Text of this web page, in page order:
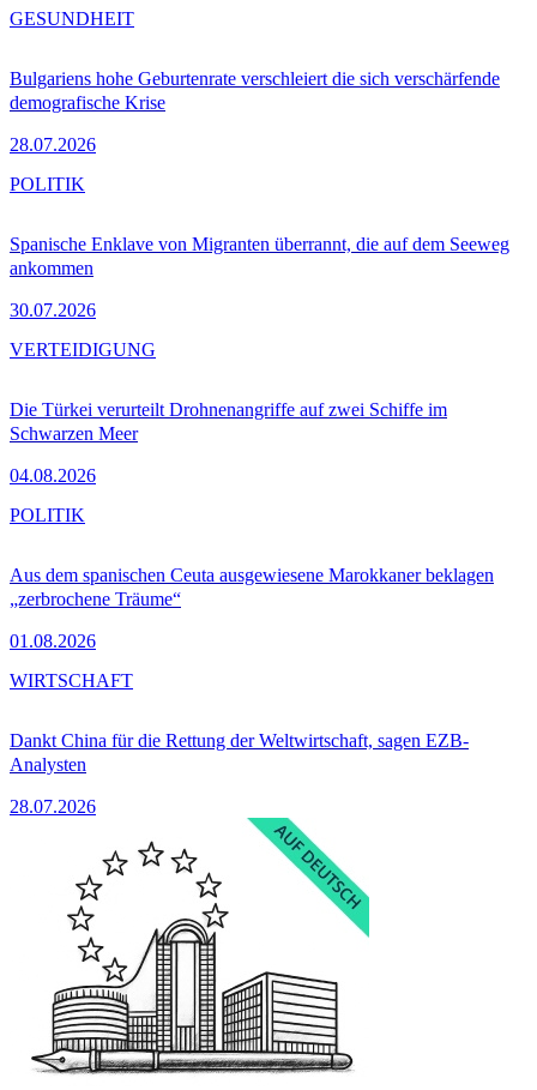
Bulgariens hohe Geburtenrate verschleiert die sich verschärfende
demografische Krise
28.07.2026
GESUNDHEIT
Spanische Enklave von Migranten überrannt, die auf dem Seeweg
ankommen
30.07.2026
POLITIK
Die Türkei verurteilt Drohnenangriffe auf zwei Schiffe im
Schwarzen Meer
04.08.2026
VERTEIDIGUNG
Aus dem spanischen Ceuta ausgewiesene Marokkaner beklagen
„zerbrochene Träume“
01.08.2026
POLITIK
Dankt China für die Rettung der Weltwirtschaft, sagen EZB-
Analysten
28.07.2026
WIRTSCHAFT